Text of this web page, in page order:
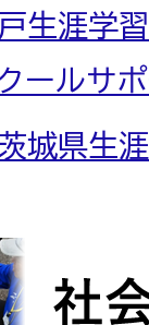
生涯学
ールサ
城県生